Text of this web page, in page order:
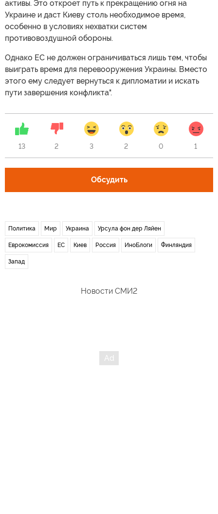
активы. Это откроет путь к прекращению огня на
Украине и даст Киеву столь необходимое время,
особенно в условиях нехватки систем
противовоздушной обороны.
Однако ЕС не должен ограничиваться лишь тем, чтобы
выиграть время для перевооружения Украины. Вместо
этого ему следует вернуться к дипломатии и искать
пути завершения конфликта".
13 2 3 2 0 1
Обсудить
Политика Мир Украина Урсула фон дер Ляйен
Еврокомиссия ЕС Киев Россия ИноБлоги Финляндия
Запад
Новости СМИ2